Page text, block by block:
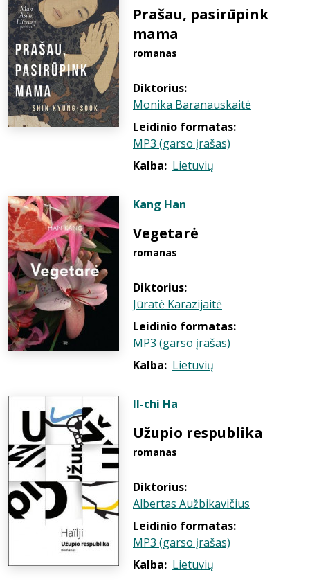
Prašau, pasirūpink
mama
romanas
Diktorius:
Monika Baranauskaitė
Leidinio formatas:
MP3 (garso įrašas)
Kalba: Lietuvių
Kang Han
Vegetarė
romanas
Diktorius:
Jūratė Karazijaitė
Leidinio formatas:
MP3 (garso įrašas)
Kalba: Lietuvių
Il-chi Ha
Užupio respublika
romanas
Diktorius:
Albertas Aužbikavičius
Leidinio formatas:
MP3 (garso įrašas)
Kalba: Lietuvių